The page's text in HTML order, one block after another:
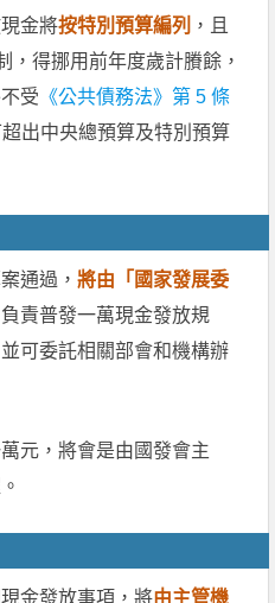
金將按特別預算編列 ，且
，得挪用前年度歲計賸餘，
受 《公共債務法》第 5 條
出中央總預算及特別預算
通過，將由「國家發展委
負責普發一萬現金發放規
可委託相關部會和機構辦
元，將會是由國發會主
金發放事項，將由主管機